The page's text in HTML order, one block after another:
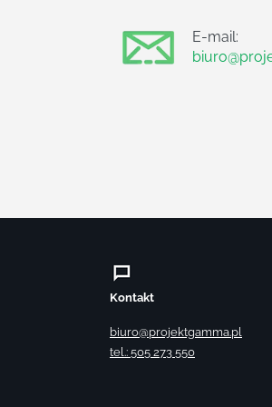
E-mail:
Kontakt
biuro@projektgamma.pl
tel.: 505 273 550